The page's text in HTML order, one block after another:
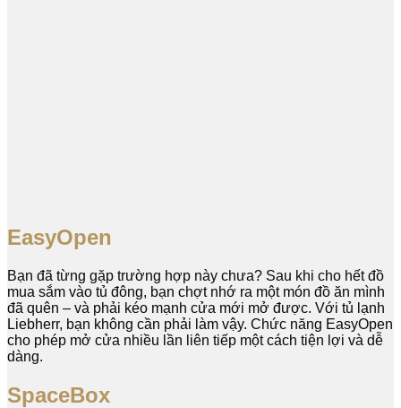
EasyOpen
Bạn đã từng gặp trường hợp này chưa? Sau khi cho hết đồ
mua sắm vào tủ đông, bạn chợt nhớ ra một món đồ ăn mình
đã quên – và phải kéo mạnh cửa mới mở được. Với tủ lạnh
Liebherr, bạn không cần phải làm vậy. Chức năng EasyOpen
cho phép mở cửa nhiều lần liên tiếp một cách tiện lợi và dễ
dàng.
SpaceBox